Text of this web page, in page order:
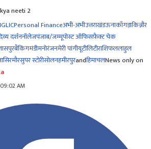
neeti 2
LICPersonal Financeअभी-अभीउत्तराखंडऊनाकाँगड़ाकिन्नौर
दर्शननॉलेजपंजाब/जम्मूपोस्ट ऑफिसफ़ैक्ट चेक
बैंकिंगमंडीमनोरंजनमेरी पांगीयूटीलिटीराशिफललाहुल
सिरमौरसुपर स्टोरीसोलनहमीरपुरandहिमाचलNews only on
AM